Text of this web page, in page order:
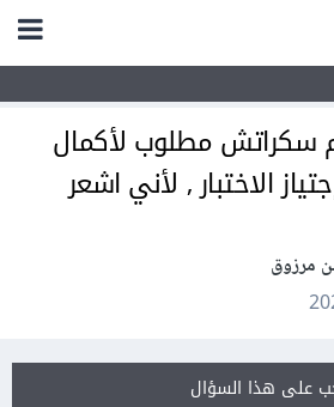
سكراتش مطلوب لأكمال
الاختبار , لأني اشعر
مرزوق
على هذا السؤال